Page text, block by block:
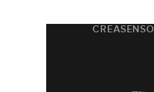
CREASENSO